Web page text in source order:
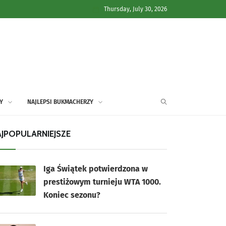
Thursday, July 30, 2026
NAJLEPSI BUKMACHERZY
Iga Świątek potwierdzona w
prestiżowym turnieju WTA 1000.
Koniec sezonu?